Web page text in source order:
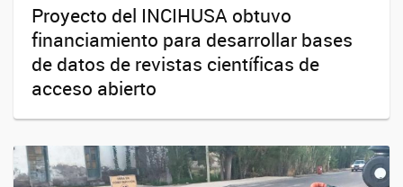
Proyecto del INCIHUSA obtuvo
financiamiento para desarrollar bases
de datos de revistas científicas de
acceso abierto